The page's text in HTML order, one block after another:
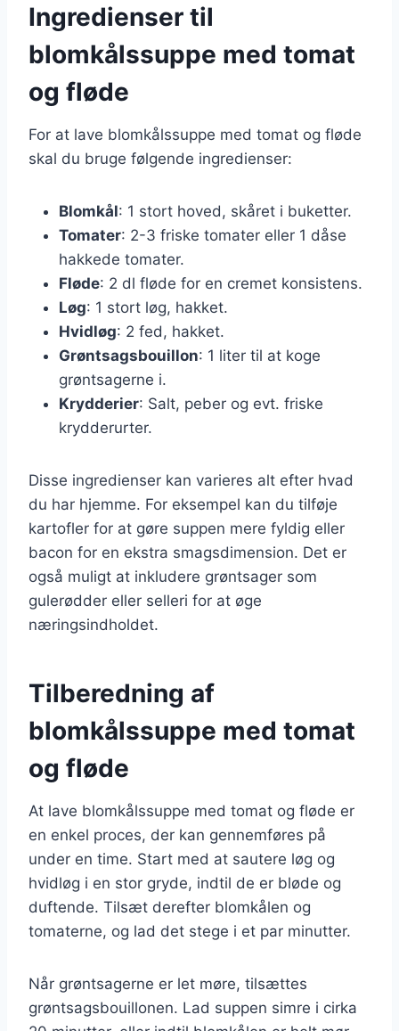
Ingredienser til
blomkålssuppe med tomat
og fløde
For at lave blomkålssuppe med tomat og fløde
skal du bruge følgende ingredienser:
Blomkål: 1 stort hoved, skåret i buketter.
Tomater: 2-3 friske tomater eller 1 dåse
hakkede tomater.
Fløde: 2 dl fløde for en cremet konsistens.
Løg: 1 stort løg, hakket.
Hvidløg: 2 fed, hakket.
Grøntsagsbouillon: 1 liter til at koge
grøntsagerne i.
Krydderier: Salt, peber og evt. friske
krydderurter.
Disse ingredienser kan varieres alt efter hvad
du har hjemme. For eksempel kan du tilføje
kartofler for at gøre suppen mere fyldig eller
bacon for en ekstra smagsdimension. Det er
også muligt at inkludere grøntsager som
gulerødder eller selleri for at øge
næringsindholdet.
Tilberedning af
blomkålssuppe med tomat
og fløde
At lave blomkålssuppe med tomat og fløde er
en enkel proces, der kan gennemføres på
under en time. Start med at sautere løg og
hvidløg i en stor gryde, indtil de er bløde og
duftende. Tilsæt derefter blomkålen og
tomaterne, og lad det stege i et par minutter.
Når grøntsagerne er let møre, tilsættes
grøntsagsbouillonen. Lad suppen simre i cirka